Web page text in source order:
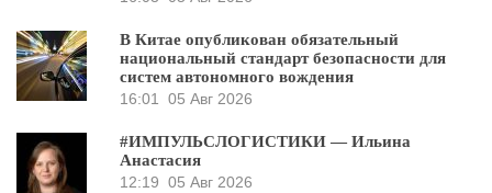
В Китае опубликован обязательный
национальный стандарт безопасности для
систем автономного вождения
16:01
05 Авг 2026
#ИМПУЛЬСЛОГИСТИКИ — Ильина
Анастасия
12:19 05 Авг 2026